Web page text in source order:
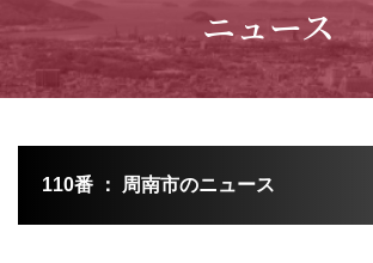
ニュース
110番 ： 周南市のニュース